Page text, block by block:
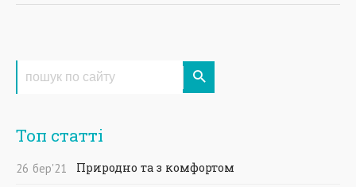
Топ статті
26 бер'21
Природно та з комфортом